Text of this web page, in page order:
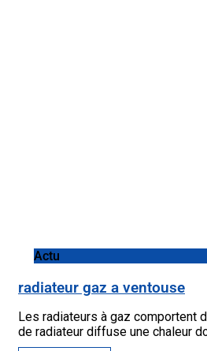
Actu
radiateur gaz a ventouse
Les radiateurs à gaz comportent
de radiateur diffuse une chaleur